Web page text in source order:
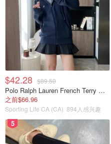
BC公务
万！医疗
加币！
$42.28 $89.50
Polo Ralph Lauren French Terry 女童连帽卫衣 7-16码
之前$66.96
Sporting Life CA (CA) 894人感兴趣
5